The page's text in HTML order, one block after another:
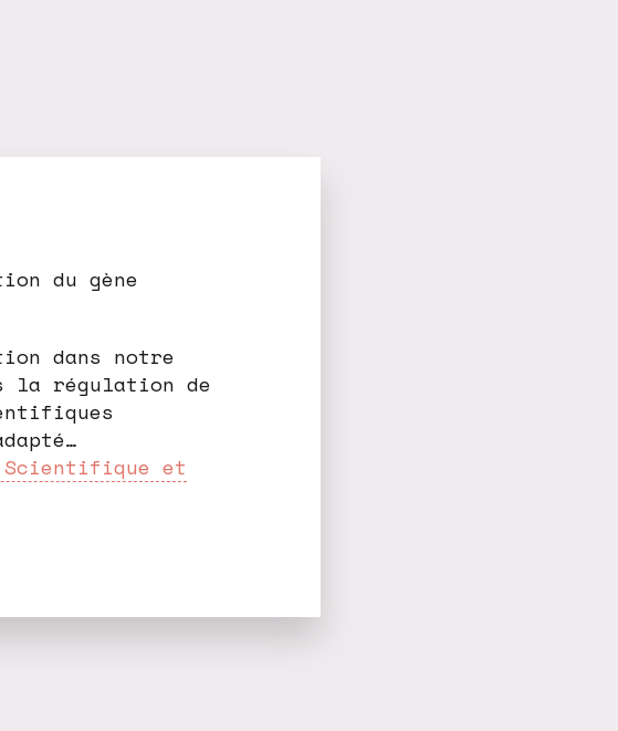
du gène
dans notre
la régulation de
et